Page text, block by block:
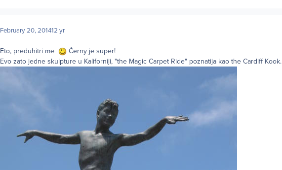
February 20, 201412 yr
Eto, preduhitri me
Černy je super!
Evo zato jedne skulpture u Kaliforniji, "the Magic Carpet Ride" poznatija kao the Cardiff Kook.